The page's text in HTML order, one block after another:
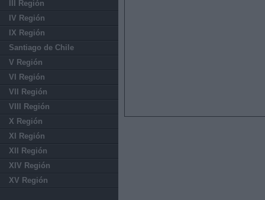
III Región
IV Región
IX Región
Santiago de Chile
V Región
VI Región
VII Región
VIII Región
X Región
XI Región
XII Región
XIV Región
XV Región